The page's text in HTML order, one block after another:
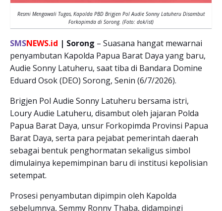
Resmi Mengawali Tugas, Kapolda PBD Brigjen Pol Audie Sonny Latuheru Disambut
Forkopimda di Sorong. (Foto: dok/ist)
SMSNEWS.id | Sorong – Suasana hangat mewarnai
penyambutan Kapolda Papua Barat Daya yang baru,
Audie Sonny Latuheru, saat tiba di Bandara Domine
Eduard Osok (DEO) Sorong, Senin (6/7/2026).
Brigjen Pol Audie Sonny Latuheru bersama istri,
Loury Audie Latuheru, disambut oleh jajaran Polda
Papua Barat Daya, unsur Forkopimda Provinsi Papua
Barat Daya, serta para pejabat pemerintah daerah
sebagai bentuk penghormatan sekaligus simbol
dimulainya kepemimpinan baru di institusi kepolisian
setempat.
Prosesi penyambutan dipimpin oleh Kapolda
sebelumnya, Semmy Ronny Thaba, didampingi